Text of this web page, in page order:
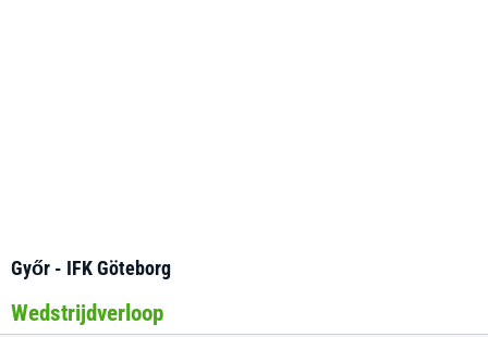
Győr - IFK Göteborg
Wedstrijdverloop